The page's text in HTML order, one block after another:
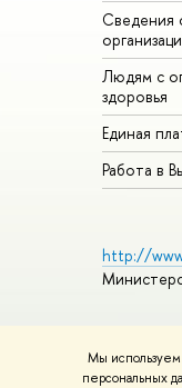
Мы используем
персональных
Сведения
Людям с
здоровья
Единая
Работа в
http://
© НИУ ВШЭ